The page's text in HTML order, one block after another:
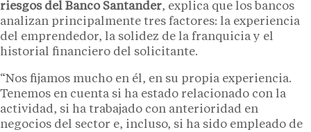
riesgos del Banco Santander, explica que los bancos
analizan principalmente tres factores: la experiencia
del emprendedor, la solidez de la franquicia y el
historial financiero del solicitante.
“Nos fijamos mucho en él, en su propia experiencia.
Tenemos en cuenta si ha estado relacionado con la
actividad, si ha trabajado con anterioridad en
negocios del sector e, incluso, si ha sido empleado de